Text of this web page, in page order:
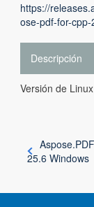
https://
ose-pdf-for-
Descripción
Versión de Linux
25.6 Windows